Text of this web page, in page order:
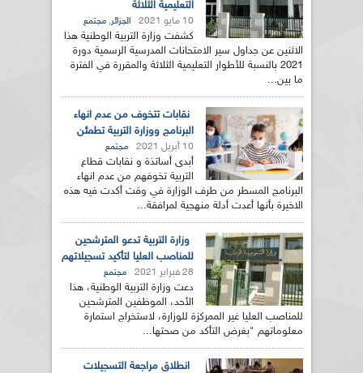
التعليمية الثلاثة
10 مايو 2021 الجزائر, مجتمع
كشفت وزارة التربية الوطنية هذا
الاثنين عن جداول سير الامتحانات المدرسية الرسمية دورة
2021 بالنسبة للأطوار التعليمية الثلاثة والمقررة في الفترة
ما بين...
نقابات تتخوف من عدم انهاء
البرنامج ووزارة التربية تطمئن
10 أبريل 2021 مجتمع
أبدى أساتذة و نقابات قطاع
التربية تخوفهم من عدم انهاء
البرنامج المسطر من طرف الوزارة في وقت أكدت فيه هذه
الاخيرة بأنها أعدت أدلة منهجية لمرافقة...
وزارة التربية تدعو المترشحين
للمناصب العليا لتأكيد تسجيلاتهم
28 فبراير 2021 مجتمع
دعت وزارة التربية الوطنية، هذا
الأحد، الموظفين المترشحين
للمناصب العليا غير الممركزة للوزارة، لاستخراج استمارة
معلوماتهم "بغرض التأكد من صحتها...
انطلاق مراجعة التسجيلات